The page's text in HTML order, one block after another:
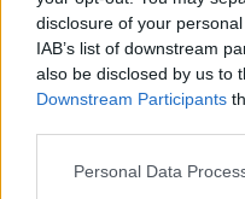
disclosure of your
IAB’s list of downstream
also be disclosed by us to
Downstream Participants
Personal Data
Ministero
- DGCEE
3.510 euro
2024-06-27
Regolamento per
formazione continua per